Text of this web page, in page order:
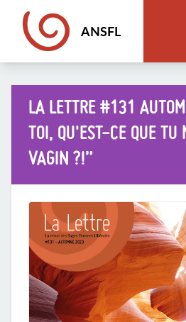
ANSFL
LA LETTRE #131
TOI, QU'EST-CE QUE TU
VAGIN ?!”